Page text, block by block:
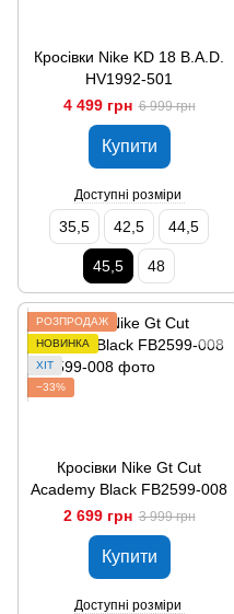
Кросівки Nike KD 18 B.A.D.
HV1992-501
4 499 грн 6 999 грн
Купити
Доступні розміри
35,5 42,5 44,5
45,5 48
РОЗПРОДАЖ
НОВИНКА
ХІТ
−33%
Кросівки Nike Gt Cut
Academy Black FB2599-008
2 699 грн 3 999 грн
Купити
Доступні розміри